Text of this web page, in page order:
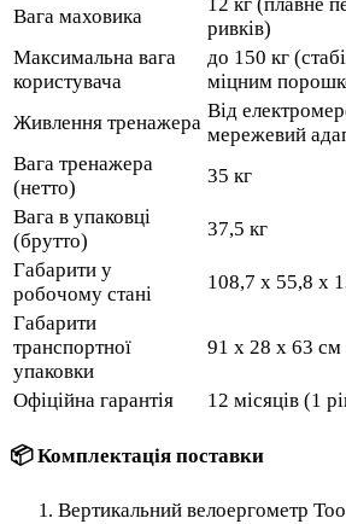
Вага маховика
ривків)
Максимальна вага
користувача
до 150 кг
міцним
Живлення тренажера
Від
мережевий
Вага тренажера
(нетто)
35 кг
Вага в упаковці
(брутто)
37,5 кг
Габарити у
робочому стані
108,7 x 55,8 x
Габарити
транспортної
упаковки
91 x 28 x 63 см
Офіційна гарантія 12 місяців (1
📦 Комплектація поставки
Вертикальний велоергометр